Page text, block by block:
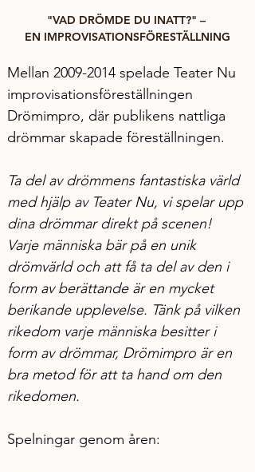
"VAD DRÖMDE DU INATT?" –
EN IMPROVISATIONSFÖRESTÄLLNING
Mellan 2009-2014 spelade Teater Nu
improvisationsföreställningen
Drömimpro, där publikens nattliga
drömmar skapade föreställningen.
Ta del av drömmens fantastiska värld
med hjälp av Teater Nu, vi spelar upp
dina drömmar direkt på scenen!
Varje människa bär på en unik
drömvärld och att få ta del av den i
form av berättande är en mycket
berikande upplevelse. Tänk på vilken
rikedom varje människa besitter i
form av drömmar, Drömimpro är en
bra metod för att ta hand om den
rikedomen.
Spelningar genom åren: